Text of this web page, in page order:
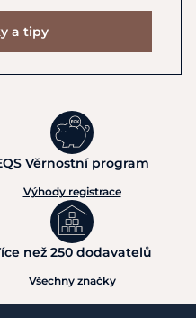
a tipy
Věrnostní program
Výhody registrace
než 250 dodavatelů
Všechny značky